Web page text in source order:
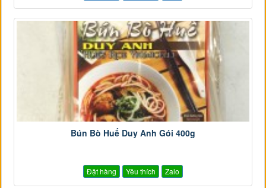
Bún Bò Huế Duy Anh Gói 400g
Đặt hàng Yêu thích Zalo